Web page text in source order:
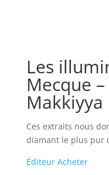
Les
Mecque
Makkiyya
Ces extraits nous
diamant le plus pur
Éditeur Acheter